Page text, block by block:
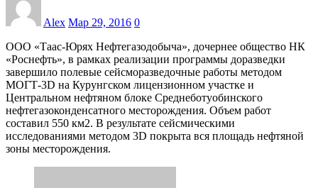
Alex Мар 29, 2016 0
ООО «Таас-Юрях Нефтегазодобыча», дочернее общество НК
«Роснефть», в рамках реализации программы доразведки
завершило полевые сейсморазведочные работы методом
МОГТ-3D на Курунгском лицензионном участке и
Центральном нефтяном блоке Среднеботуобинского
нефтегазоконденсатного месторождения. Объем работ
составил 550 км2. В результате сейсмическими
исследованиями методом 3D покрыта вся площадь нефтяной
зоны месторождения.